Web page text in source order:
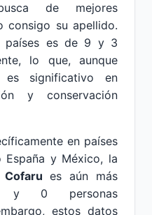
de mejores
consigo su apellido.
países es de 9 y 3
lo que, aunque
es significativo en
y conservación
en países
España y México, la
Cofaru es aún más
y 0 personas
estos datos